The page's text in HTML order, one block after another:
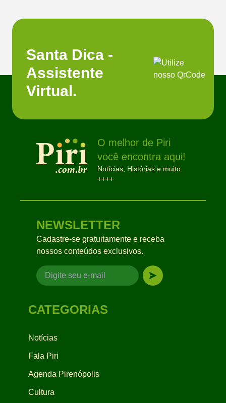
Santa Dica -
Assistente
Virtual.
O melhor de Piri
você encontra aqui!
Notícias, Histórias e muito
++++
NEWSLETTER
Cadastre-se gratuitamente e receba
nossos conteúdos exclusivos.
CATEGORIAS
Notícias
Fala Piri
Agenda Pirenópolis
Cultura